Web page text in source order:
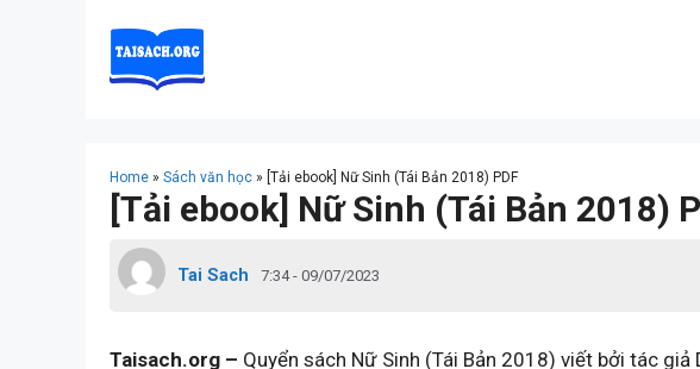
Home » Sách văn học » [Tải ebook] Nữ Sinh (Tái Bản 2018) PDF
[Tải ebook] Nữ Sinh (Tái Bản 2018)
Tai Sach 7:34 - 09/07/2023
Taisach.org – Quyển sách Nữ Sinh (Tái Bản 2018) viết bởi tác